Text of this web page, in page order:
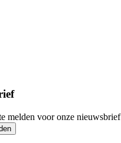
melden voor onze nieuwsbrief